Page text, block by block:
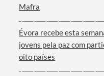
Filtros
Mafra
Évora recebe esta
jovens pela paz com
oito países